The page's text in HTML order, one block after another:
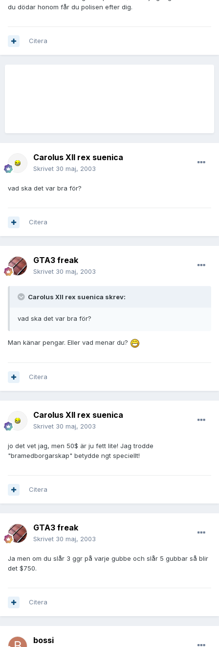
du dödar honom får du polisen efter dig.
Citera
Carolus XII rex suenica
Skrivet 30 maj, 2003
vad ska det var bra för?
Citera
GTA3 freak
Skrivet 30 maj, 2003
Carolus XII rex suenica skrev:
vad ska det var bra för?
Man känar pengar. Eller vad menar du?
Citera
Carolus XII rex suenica
Skrivet 30 maj, 2003
jo det vet jag, men 50$ är ju fett lite! Jag trodde
"bramedborgarskap" betydde ngt speciellt!
Citera
GTA3 freak
Skrivet 30 maj, 2003
Ja men om du slår 3 ggr på varje gubbe och slår 5 gubbar så blir
det $750.
Citera
bossi